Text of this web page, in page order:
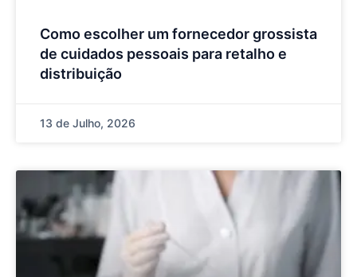
Como escolher um fornecedor grossista
de cuidados pessoais para retalho e
distribuição
13 de Julho, 2026